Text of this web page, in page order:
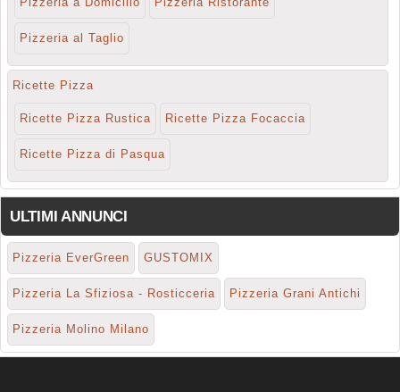
Pizzeria al Taglio
Ricette Pizza
Ricette Pizza Rustica Ricette Pizza Focaccia
Ricette Pizza di Pasqua
ULTIMI ANNUNCI
Pizzeria EverGreen GUSTOMIX
Pizzeria La Sfiziosa - Rosticceria Pizzeria Grani Antichi
Pizzeria Molino Milano